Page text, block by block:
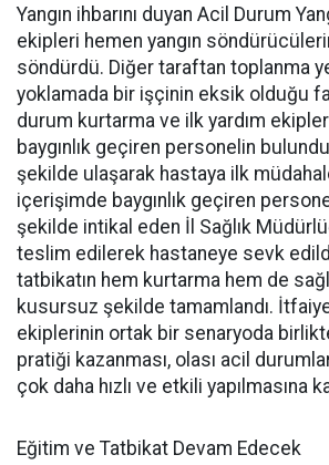
Yangın ihbarını duyan Acil Durum
ekipleri hemen yangın
söndürdü. Diğer taraftan toplanma
yoklamada bir işçinin eksik olduğu
durum kurtarma ve ilk yardım
baygınlık geçiren personelin
şekilde ulaşarak hastaya ilk
içerişimde baygınlık geçiren
şekilde intikal eden İl Sağlık
teslim edilerek hastaneye sevk
tatbikatın hem kurtarma hem de
kusursuz şekilde tamamlandı.
ekiplerinin ortak bir senaryoda
pratiği kazanması, olası acil
çok daha hızlı ve etkili yapılmasına
Eğitim ve Tatbikat Devam Edecek